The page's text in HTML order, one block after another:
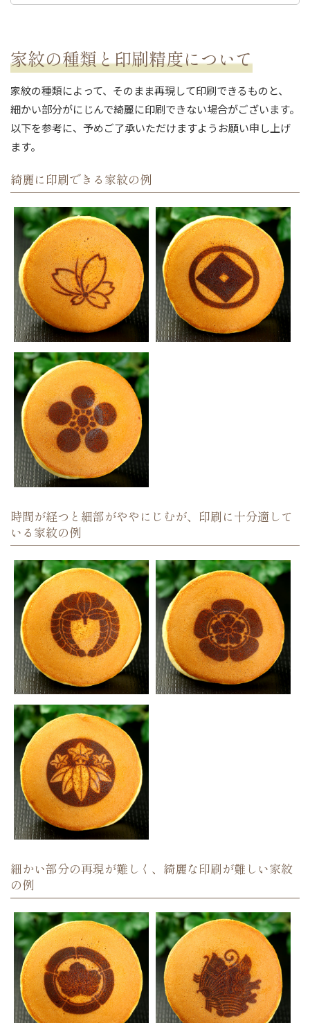
家紋の種類と印刷精度について
家紋の種類によって、そのまま再現して印刷できるものと、
細かい部分がにじんで綺麗に印刷できない場合がございます。
以下を参考に、予めご了承いただけますようお願い申し上げ
ます。
綺麗に印刷できる家紋の例
時間が経つと細部がややにじむが、印刷に十分適して
いる家紋の例
細かい部分の再現が難しく、綺麗な印刷が難しい家紋
の例